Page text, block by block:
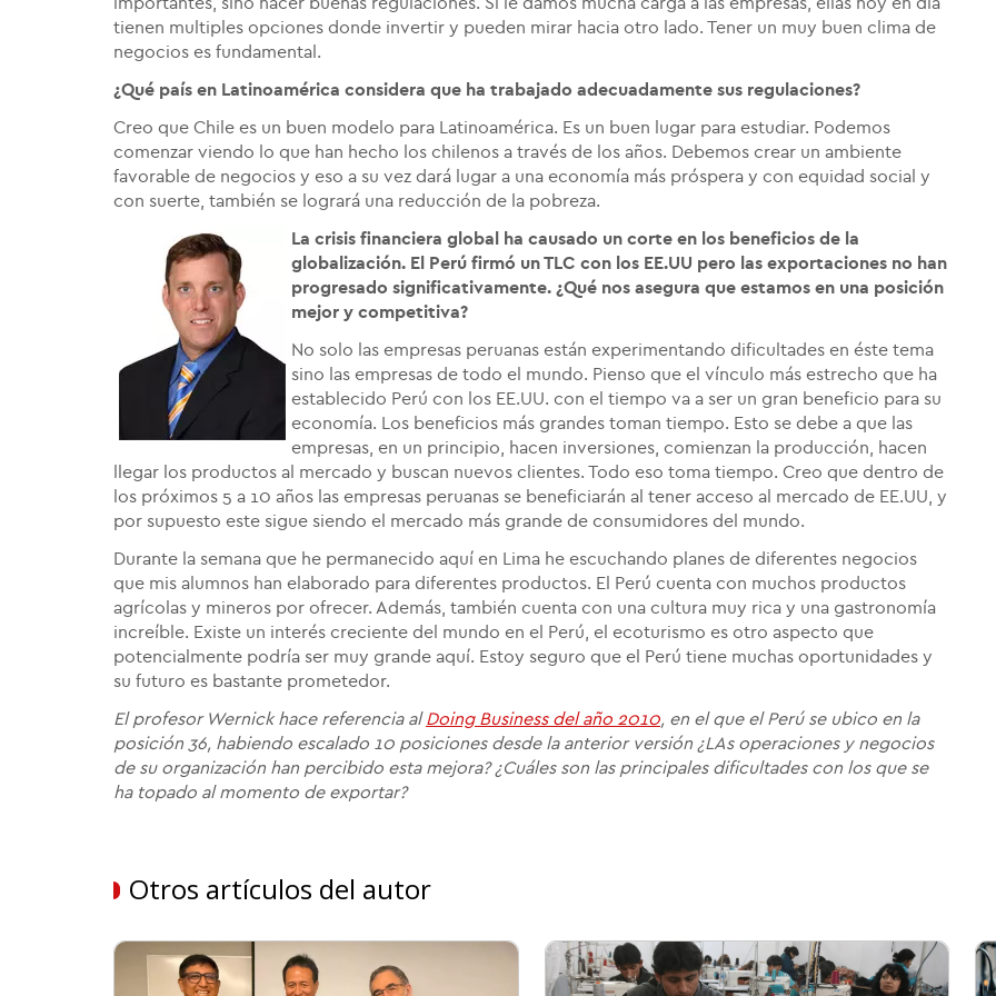
tienen multiples opciones donde invertir y pueden mirar hacia otro lado. Tener un muy buen clima de
negocios es fundamental.
¿Qué país en Latinoamérica considera que ha trabajado adecuadamente sus regulaciones?
Creo que Chile es un buen modelo para Latinoamérica. Es un buen lugar para estudiar. Podemos
comenzar viendo lo que han hecho los chilenos a través de los años. Debemos crear un ambiente
favorable de negocios y eso a su vez dará lugar a una economía más próspera y con equidad social y
con suerte, también se logrará una reducción de la pobreza.
La crisis financiera global ha causado un corte en los beneficios de la
globalización. El Perú firmó un TLC con los EE.UU pero las exportaciones no han
progresado significativamente. ¿Qué nos asegura que estamos en una posición
mejor y competitiva?
No solo las empresas peruanas están experimentando dificultades en éste tema
sino las empresas de todo el mundo. Pienso que el vínculo más estrecho que ha
establecido Perú con los EE.UU. con el tiempo va a ser un gran beneficio para su
economía. Los beneficios más grandes toman tiempo. Esto se debe a que las
empresas, en un principio, hacen inversiones, comienzan la producción, hacen
llegar los productos al mercado y buscan nuevos clientes. Todo eso toma tiempo. Creo que dentro de
los próximos 5 a 10 años las empresas peruanas se beneficiarán al tener acceso al mercado de EE.UU, y
por supuesto este sigue siendo el mercado más grande de consumidores del mundo.
Durante la semana que he permanecido aquí en Lima he escuchando planes de diferentes negocios
que mis alumnos han elaborado para diferentes productos. El Perú cuenta con muchos productos
agrícolas y mineros por ofrecer. Además, también cuenta con una cultura muy rica y una gastronomía
increíble. Existe un interés creciente del mundo en el Perú, el ecoturismo es otro aspecto que
potencialmente podría ser muy grande aquí. Estoy seguro que el Perú tiene muchas oportunidades y
su futuro es bastante prometedor.
El profesor Wernick hace referencia alDoing Business del año 2010, en el que el Perú se ubico en la
posición 36, habiendo escalado 10 posiciones desde la anterior versión ¿LAs operaciones y negocios
de su organización han percibido esta mejora? ¿Cuáles son las principales dificultades con los que se
ha topado al momento de exportar?
Otros artículos del autor